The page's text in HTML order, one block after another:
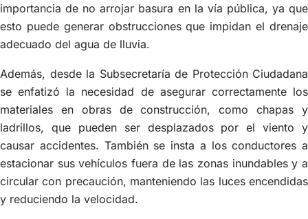
importancia de no arrojar basura en la vía pública, ya que
esto puede generar obstrucciones que impidan el drenaje
adecuado del agua de lluvia.
Además, desde la Subsecretaría de Protección Ciudadana
se enfatizó la necesidad de asegurar correctamente los
materiales en obras de construcción, como chapas y
ladrillos, que pueden ser desplazados por el viento y
causar accidentes. También se insta a los conductores a
estacionar sus vehículos fuera de las zonas inundables y a
circular con precaución, manteniendo las luces encendidas
y reduciendo la velocidad.